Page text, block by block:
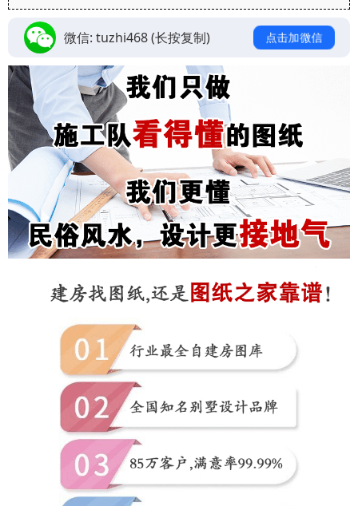
微信: tuzhi468(长按复制) 点击加微信